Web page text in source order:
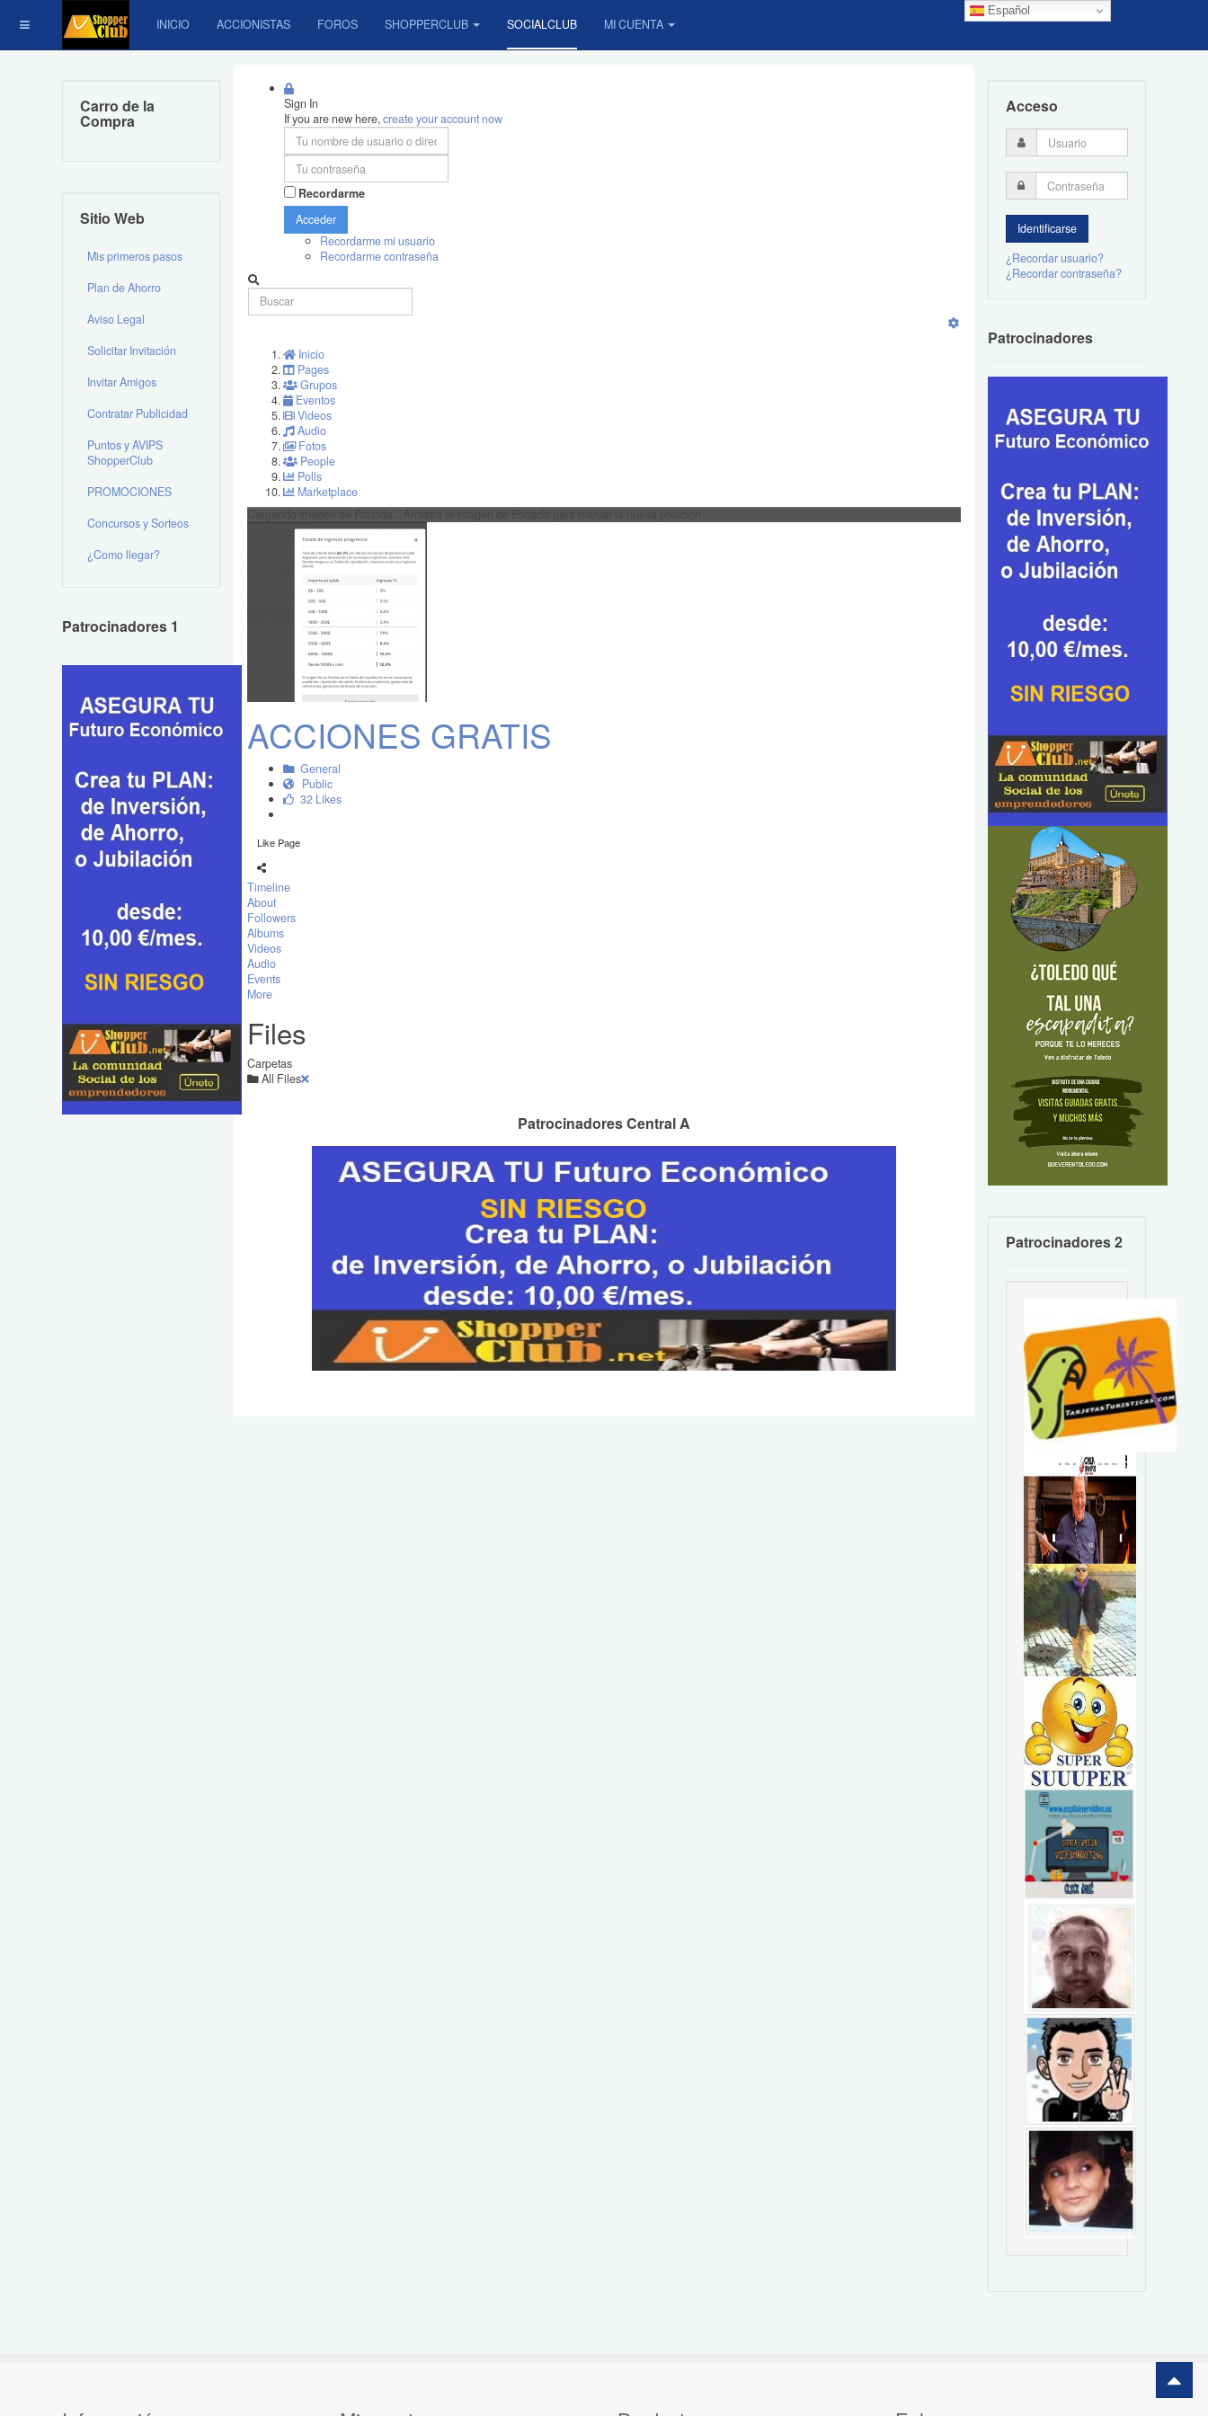
Español
INICIO ACCIONISTAS FOROS SHOPPERCLUB SOCIALCLUB MI CUENTA
Sign In
If you are new here,create your account now
Recordarme
Acceder
Recordarme mi usuario
Recordarme contraseña
Inicio
Pages
Grupos
Eventos
Videos
Audio
Fotos
People
Polls
Marketplace
Cargando Imagen de Portada... Arrastra la Imagen de Portada para marcar la nueva posición
ACCIONES GRATIS
General
Public
32 Likes
Like Page
Timeline
About
Followers
Albums
Videos
Audio
Events
More
Files
Carpetas
All Files
Patrocinadores Central A
Carro de la
Compra
Sitio Web
Mis primeros pasos
Plan de Ahorro
Aviso Legal
Solicitar Invitación
Invitar Amigos
Contratar Publicidad
Puntos y AVIPS
ShopperClub
PROMOCIONES
Concursos y Sorteos
¿Como llegar?
Patrocinadores 1
Acceso
¿Recordar usuario?
¿Recordar contraseña?
Patrocinadores
Patrocinadores 2